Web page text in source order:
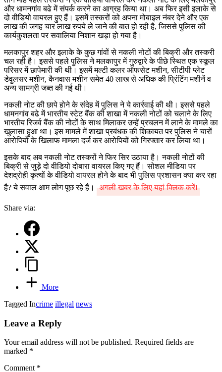
और धामनगांव बढे में संपर्क करने का आग्रह किया था। अब फिर इसी इलाके से
दो वीडियो वायरल हुए हैं। इसमें तस्करों को अपना मोबाइल नंबर देने और एक
लाख की जगह चार लाख रुपये ले जाने की बात हो रही है, जिससे पुलिस की
कार्यकुशलता पर सवालिया निशान खड़ा हो गया है।
मलकापुर शहर और इलाके के कुछ गांवों से नकली नोटों की बिक्री और तस्करी
चल रही है। इससे पहले पुलिस ने मलकापुर में गुरुद्वारे के पीछे स्थित एक स्कूल
परिसर में छापेमारी की थी। इसमें मल्टी कलर ऑफसेट मशीन, सीटीपी प्लेट
डेवुलसर मशीन, कैनवास मशीन समेत 40 लाख से अधिक की प्रिंटिंग मशीनें व
अन्य सामग्री जब्त की गई थी।
नकली नोट की छापे होने के संदेह में पुलिस ने ये कार्रवाई की थी। इससे पहले
धामनगांव बढे में भारतीय स्टेट बैंक की शाखा में नकली नोटों को चलाने के लिए
भारतीय रिजर्व बैंक की नोटों के साथ मिलाकर उन्हें प्रचलन में लाने के मामले का
खुलासा हुआ था। इस मामले में शाखा प्रबंधक की शिकायत पर पुलिस ने चारों
आरोपियों के खिलाफ मामला दर्ज कर आरोपियों को गिरफ्तार कर लिया था।
इसके बाद अब नकली नोट तस्करों ने फिर सिर उठाया है। नकली नोटों की
बिक्री से जुड़े दो वीडियो दोबारा वायरल किए गए हैं। सोशल मीडिया पर
देशद्रोही कृत्यों के वीडियो वायरल होने के बाद भी पुलिस प्रशासन क्या कर रहा
है? ये सवाल आम लोग पूछ रहे हैं।
अगली खबर के लिए यहां क्लिक करेंI
Share via:
More
Tagged Incrime illegal news
Leave a Reply
Your email address will not be published. Required fields are
marked *
Comment *